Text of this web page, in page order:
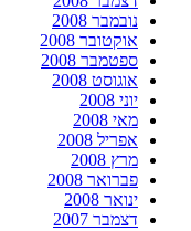
נובמבר 2008
אוקטובר 2008
ספטמבר 2008
אוגוסט 2008
יוני 2008
מאי 2008
אפריל 2008
מרץ 2008
פברואר 2008
ינואר 2008
דצמבר 2007